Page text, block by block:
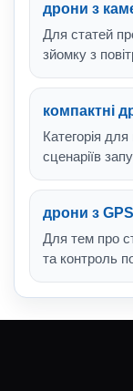
дрони з
Для статей
зйомку з
компактні
Категорія
сценаріїв
дрони з GPS
Для тем про
та контроль